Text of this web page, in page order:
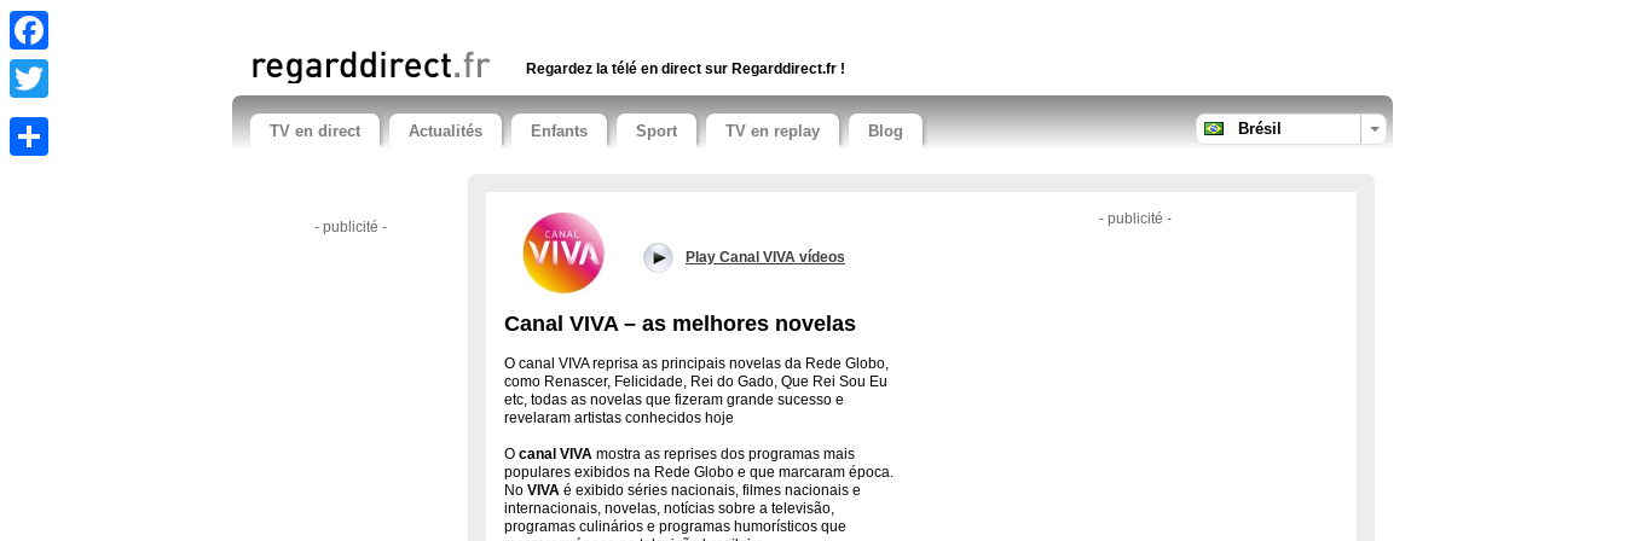
Facebook
Twitter
Regardez la télé en direct sur Regarddirect.fr !
TV en direct Actualités Enfants Sport TV en replay Blog Brésil
- publicité - - publicité -
Play Canal VIVA vídeos
Canal VIVA – as melhores novelas
O canal VIVA reprisa as principais novelas da Rede Globo,
como Renascer, Felicidade, Rei do Gado, Que Rei Sou Eu
etc, todas as novelas que fizeram grande sucesso e
revelaram artistas conhecidos hoje
O canal VIVA mostra as reprises dos programas mais
populares exibidos na Rede Globo e que marcaram época.
No VIVA é exibido séries nacionais, filmes nacionais e
internacionais, novelas, notícias sobre a televisão,
programas culinários e programas humorísticos que